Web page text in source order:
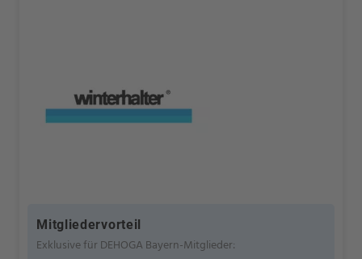
Mitgliedervorteil
Exklusive für DEHOGA Bayern-Mitglieder: